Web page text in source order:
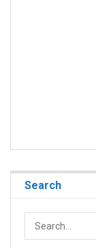
Search